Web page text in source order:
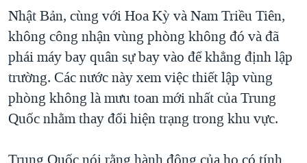
Nhật Bản, cùng với Hoa Kỳ và Nam Triều Tiên,
không công nhận vùng phòng không đó và đã
phái máy bay quân sự bay vào để khẳng định lập
trường. Các nước này xem việc thiết lập vùng
phòng không là mưu toan mới nhất của Trung
Quốc nhằm thay đổi hiện trạng trong khu vực.